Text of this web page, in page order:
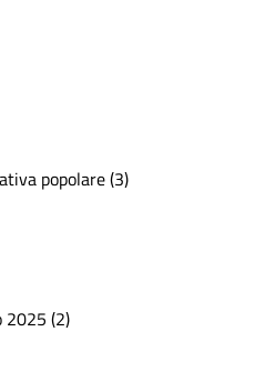
popolare (3)
2025 (2)